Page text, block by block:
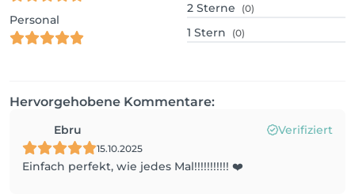
Personal
2 Sterne (0)
1 Stern (0)
Hervorgehobene Kommentare:
Ebru Verifiziert
15.10.2025
Einfach perfekt, wie jedes Mal!!!!!!!!!!! ❤️